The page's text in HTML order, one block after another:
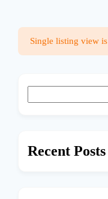
Single listing view
Recent Posts